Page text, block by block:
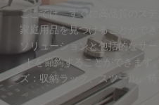
ここでは、すぐに高品質のス
家庭用品を見つけることがで
ソリューションと包括的なサ
トを節約することができます
ズ：収納ラック、スツール、